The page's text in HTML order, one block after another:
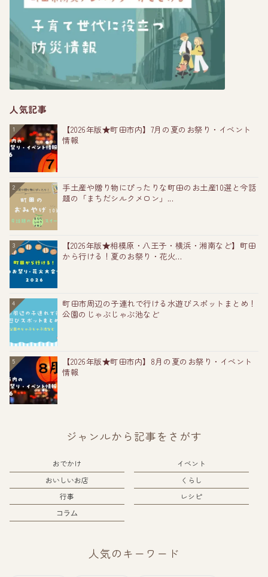
人気記事
1
【2026年版★町田市内】7月の夏のお祭り・イベント
情報
2
手土産や贈り物にぴったりな町田のお土産10選と今話
題の「まちだシルクメロン」...
3
【2026年版★相模原・八王子・横浜・湘南など】町田
から行ける！夏のお祭り・花火...
4
町田市周辺の子連れで行ける水遊びスポットまとめ！
公園のじゃぶじゃぶ池など
5
【2026年版★町田市内】8月の夏のお祭り・イベント
情報
ジャンルから記事をさがす
おでかけ
イベント
おいしいお店
くらし
行事
レシピ
コラム
人気のキーワード